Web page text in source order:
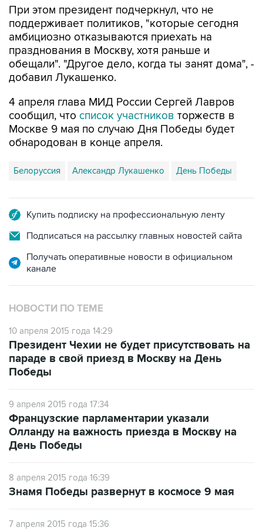
При этом президент подчеркнул, что не
поддерживает политиков, "которые сегодня
амбициозно отказываются приехать на
празднования в Москву, хотя раньше и
обещали". "Другое дело, когда ты занят дома", -
добавил Лукашенко.
4 апреля глава МИД России Сергей Лавров
сообщил, что список участников торжеств в
Москве 9 мая по случаю Дня Победы будет
обнародован в конце апреля.
Белоруссия Александр Лукашенко День Победы
Купить подписку на профессиональную ленту
Подписаться на рассылку главных новостей сайта
Получать оперативные новости в официальном
канале
НОВОСТИ ПО ТЕМЕ
10 апреля 2015 года 14:29
Президент Чехии не будет присутствовать на
параде в свой приезд в Москву на День
Победы
9 апреля 2015 года 17:34
Французские парламентарии указали
Олланду на важность приезда в Москву на
День Победы
8 апреля 2015 года 16:39
Знамя Победы развернут в космосе 9 мая
7 апреля 2015 года 15:36